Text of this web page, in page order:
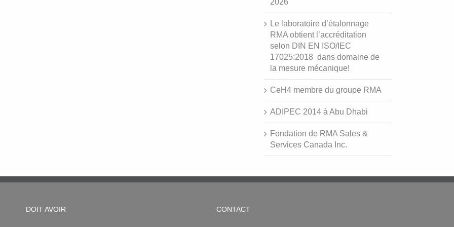
2026
Le laboratoire d’étalonnage
RMA obtient l’accréditation
selon DIN EN ISO/IEC
17025:2018 dans domaine de
la mesure mécanique!
CeH4 membre du groupe RMA
ADIPEC 2014 à Abu Dhabi
Fondation de RMA Sales &
Services Canada Inc.
DOIT AVOIR CONTACT